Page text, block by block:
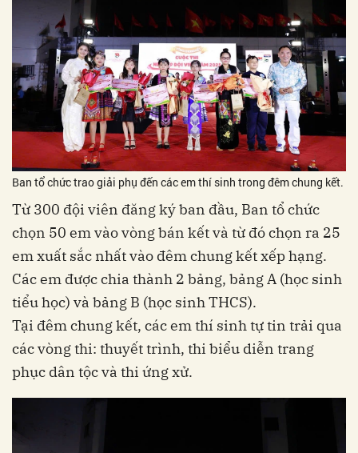
Ban tổ chức trao giải phụ đến các em thí sinh trong đêm chung kết.
Từ 300 đội viên đăng ký ban đầu, Ban tổ chức
chọn 50 em vào vòng bán kết và từ đó chọn ra 25
em xuất sắc nhất vào đêm chung kết xếp hạng.
Các em được chia thành 2 bảng, bảng A (học sinh
tiểu học) và bảng B (học sinh THCS).
Tại đêm chung kết, các em thí sinh tự tin trải qua
các vòng thi: thuyết trình, thi biểu diễn trang
phục dân tộc và thi ứng xử.